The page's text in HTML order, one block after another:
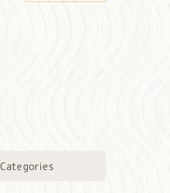
Categories